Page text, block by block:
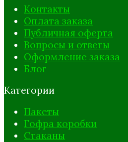
Контакты
Оплата заказа
Публичная оферта
Вопросы и ответы
Оформление заказа
Блог
Категории
Пакеты
Гофра коробки
Стаканы